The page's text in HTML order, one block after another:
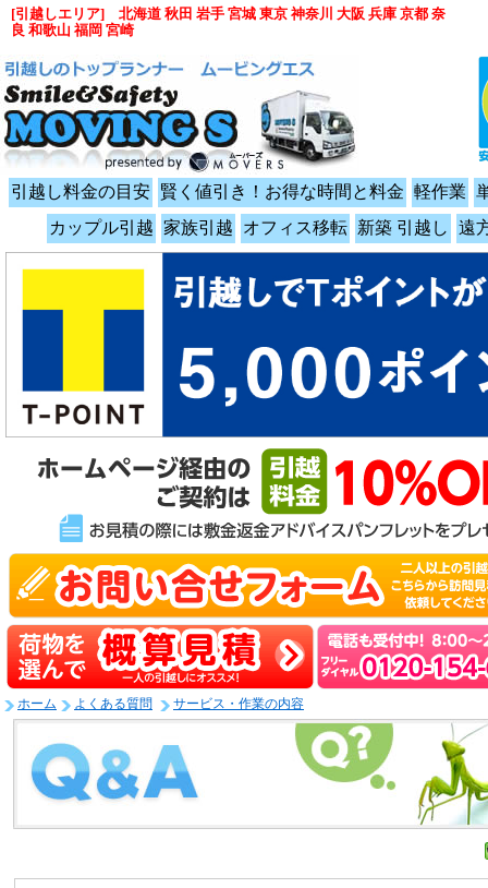
引越し料金の目安 賢く値引き！お得な時間と料金 軽作業
カップル引越 家族引越 オフィス移転 新築 引越し 遠
ホーム よくある質問 サービス・作業の内容
[引越しエリア] 北海道 秋田 岩手 宮城 東京 神奈川 大阪 兵庫 京都 奈
良 和歌山 福岡 宮崎